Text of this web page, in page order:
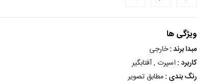
ویژگی ها
مبدا برند :خارجی
کاربرد : اسپرت , آفتابگیر
رنگ بندی :مطابق تصویر